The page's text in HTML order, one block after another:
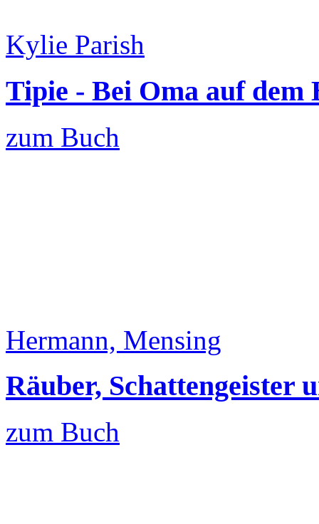
Kylie Parish
Tipie - Bei Oma auf dem
zum Buch
Hermann, Mensing
Räuber, Schattengeister
zum Buch